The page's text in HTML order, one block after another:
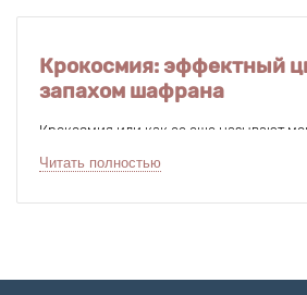
Крокосмия: эффектный
запахом шафрана
Крокосмия или как ее еще называют
колеблется от 60 до 150 см. Все они во
Читать полностью